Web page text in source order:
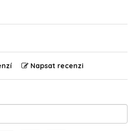
Napsat recenzi